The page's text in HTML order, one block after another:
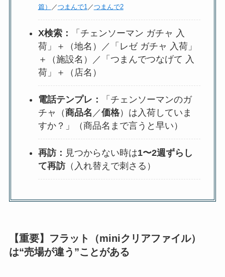
篇）
／つまんで1／つまんで2
X検索：
「チェンソーマン ガチャ 入
荷」＋（地名）／「レゼ ガチャ 入荷」
＋（施設名）／「つまんでつなげて 入
荷」＋（店名）
電話テンプレ：
「チェンソーマンのガ
チャ（商品名 ／価格）は入荷していま
すか？」（商品名まで言うと早い）
再訪： 見つからない時は1〜2週ずらし
て再訪（入れ替えで刺さる）
【重要】フラット（miniクリアファイル）
は“売場が違う”ことがある